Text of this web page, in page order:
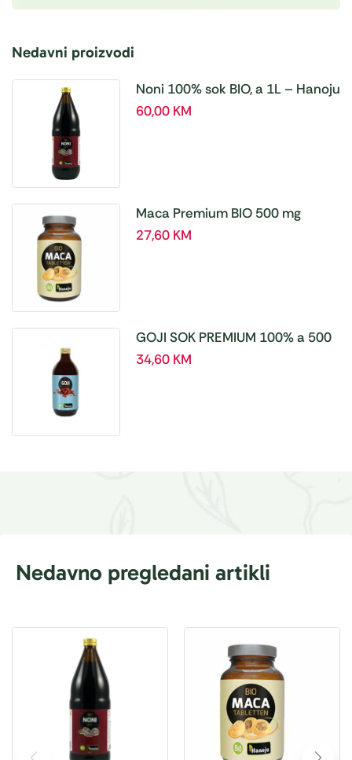
Nedavni proizvodi
Noni 100% sok BIO, a 1L – Hanoju
60,00 KM
Maca Premium BIO 500 mg
tablete, a180 tbl – Hanoju
27,60 KM
GOJI SOK PREMIUM 100% a 500
ml
34,60 KM
Nedavno pregledani artikli